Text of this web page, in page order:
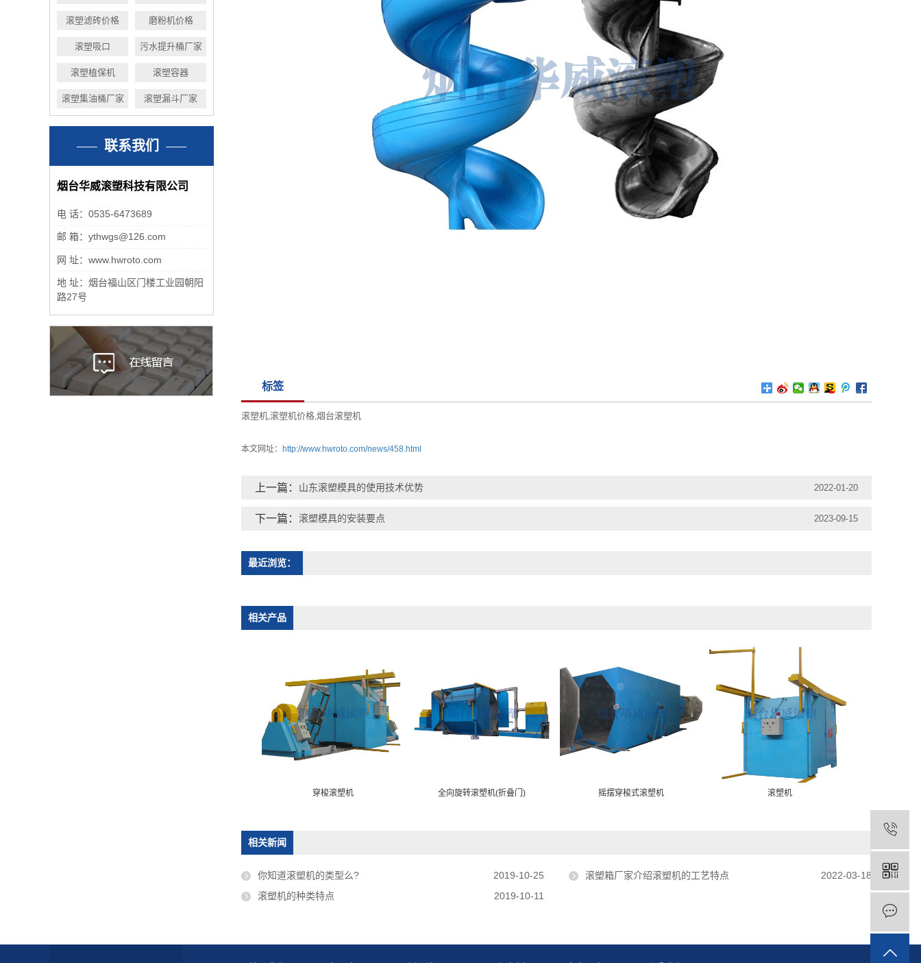
滚塑滤砖价格 磨粉机价格
滚塑吸口 污水提升桶厂家
滚塑植保机 滚塑容器
滚塑集油桶厂家 滚塑漏斗厂家
联系我们
烟台华威滚塑科技有限公司
电 话：0535-6473689
邮 箱：ythwgs@126.com
网 址：www.hwroto.com
地 址：烟台福山区门楼工业园朝阳
路27号
标签
滚塑机,滚塑机价格,烟台滚塑机
本文网址： http://www.hwroto.com/news/458.html
上一篇： 山东滚塑模具的使用技术优势 2022-01-20
下一篇： 滚塑模具的安装要点 2023-09-15
最近浏览：
相关产品
穿梭滚塑机 全向旋转滚塑机(折叠门) 摇摆穿梭式滚塑机 滚塑机
相关新闻
你知道滚塑机的类型么? 2019-10-25 滚塑箱厂家介绍滚塑机的工艺特点
2022-03-18
滚塑机的种类特点
2019-10-11